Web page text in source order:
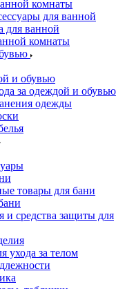
комнаты
для ванной
для ванной
комнаты
и обувью
за одеждой и обувью
одежды
товары для бани
и средства защиты для
ухода за телом